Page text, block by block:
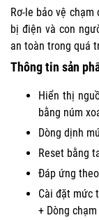
Rơ-le bảo vệ
bị điện và con
an toàn trong quá
Thông tin sản
Hiển thị
bằng núm
Dòng dịnh
Reset bằng
Đáp ứng
Cài đặt mức
+ Dòng